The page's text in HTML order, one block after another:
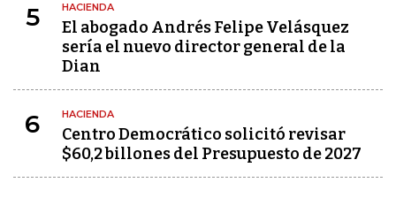
5 HACIENDA
El abogado Andrés Felipe Velásquez
sería el nuevo director general de la
Dian
6 HACIENDA
Centro Democrático solicitó revisar
$60,2 billones del Presupuesto de 2027